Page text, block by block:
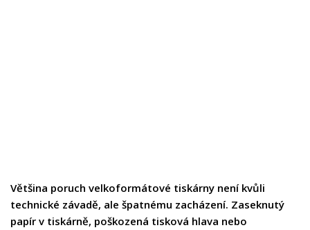
Fyzika
Informatika
Většina poruch velkoformátové tiskárny není kvůli
technické závadě, ale špatnému zacházení. Zaseknutý
papír v tiskárně, poškozená tisková hlava nebo